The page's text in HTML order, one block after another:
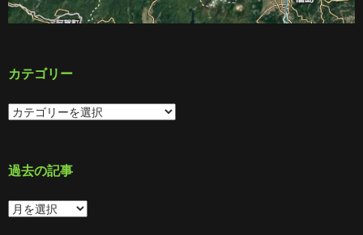
カテゴリー
カ
テ
ー
過去の記事
過
去